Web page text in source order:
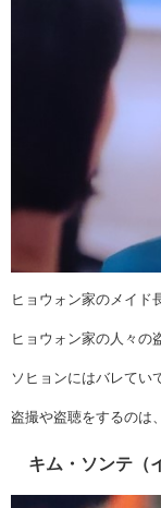
ヒョウォン家のメイド
ヒョウォン家の人々の
ソヒョンにはバレてい
盗撮や盗聴をするのは
キム・ソンテ（